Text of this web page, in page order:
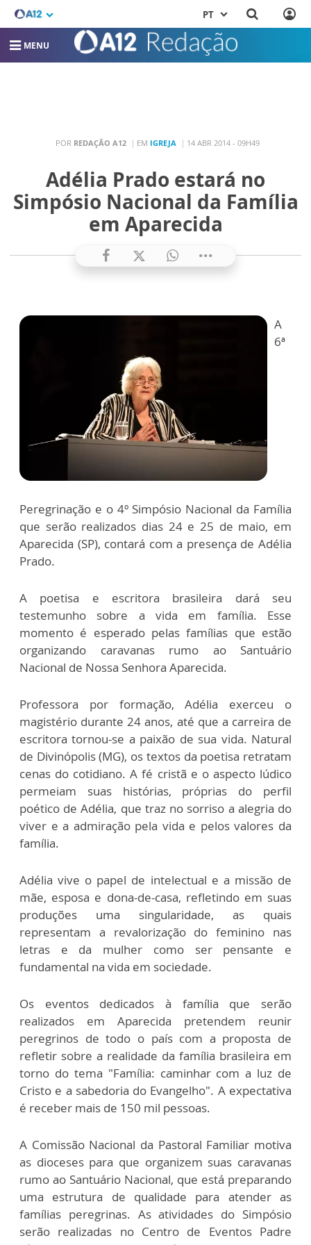
PT
MENU
POR REDAÇÃO A12 EM IGREJA 14 ABR 2014 - 09H49
Adélia Prado estará no
Simpósio Nacional da Família
em Aparecida
A
6ª
Peregrinação e o 4º Simpósio Nacional da Família
que serão realizados dias 24 e 25 de maio, em
Aparecida (SP), contará com a presença de Adélia
Prado.
A poetisa e escritora brasileira dará seu
testemunho sobre a vida em família. Esse
momento é esperado pelas famílias que estão
organizando caravanas rumo ao Santuário
Nacional de Nossa Senhora Aparecida.
Professora por formação, Adélia exerceu o
magistério durante 24 anos, até que a carreira de
escritora tornou-se a paixão de sua vida. Natural
de Divinópolis (MG), os textos da poetisa retratam
cenas do cotidiano. A fé cristã e o aspecto lúdico
permeiam suas histórias, próprias do perfil
poético de Adélia, que traz no sorriso a alegria do
viver e a admiração pela vida e pelos valores da
família.
Adélia vive o papel de intelectual e a missão de
mãe, esposa e dona-de-casa, refletindo em suas
produções uma singularidade, as quais
representam a revalorização do feminino nas
letras e da mulher como ser pensante e
fundamental na vida em sociedade.
Os eventos dedicados à família que serão
realizados em Aparecida pretendem reunir
peregrinos de todo o país com a proposta de
refletir sobre a realidade da família brasileira em
torno do tema "Família: caminhar com a luz de
Cristo e a sabedoria do Evangelho". A expectativa
é receber mais de 150 mil pessoas.
A Comissão Nacional da Pastoral Familiar motiva
as dioceses para que organizem suas caravanas
rumo ao Santuário Nacional, que está preparando
uma estrutura de qualidade para atender as
famílias peregrinas. As atividades do Simpósio
serão realizadas no Centro de Eventos Padre